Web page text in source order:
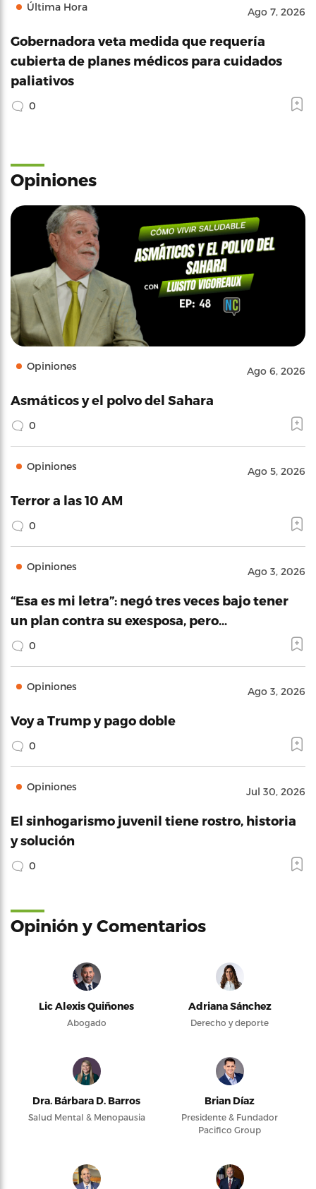
Última Hora Ago 7, 2026
Gobernadora veta medida que requería
cubierta de planes médicos para cuidados
paliativos
0
Opiniones
Opiniones Ago 6, 2026
Asmáticos y el polvo del Sahara
0
Opiniones Ago 5, 2026
Terror a las 10 AM
0
Opiniones Ago 3, 2026
“Esa es mi letra”: negó tres veces bajo tener
un plan contra su exesposa, pero…
0
Opiniones Ago 3, 2026
Voy a Trump y pago doble
0
Opiniones Jul 30, 2026
El sinhogarismo juvenil tiene rostro, historia
y solución
0
Opinión y Comentarios
Lic Alexis Quiñones
Abogado
Adriana Sánchez
Derecho y deporte
Dra. Bárbara D. Barros
Salud Mental & Menopausia
Brian Díaz
Presidente & Fundador
Pacifico Group